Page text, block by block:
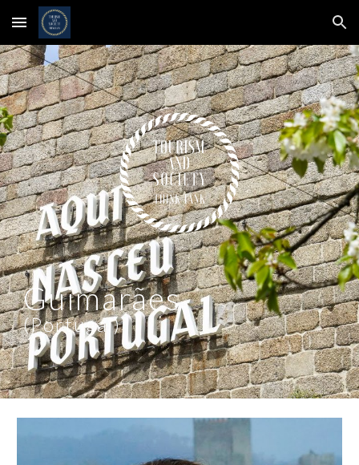
Skip to main content Skip to navigation
Guimarães
(Portugal)